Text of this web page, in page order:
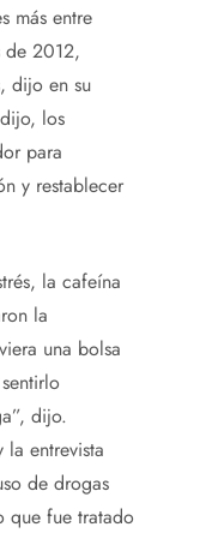
más entre
de 2012,
dijo en su
los
para
y restablecer
la cafeína
la
una bolsa
dijo.
entrevista
de drogas
que fue tratado